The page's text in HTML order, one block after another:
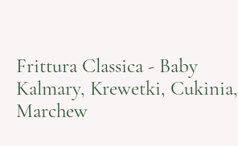
Frittura Classica - Baby
Kalmary, Krewetki, Cukinia,
Marchew